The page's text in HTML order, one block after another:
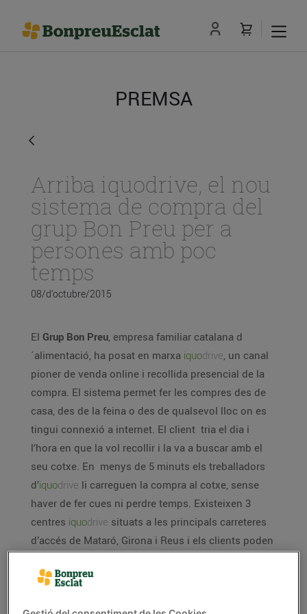
PREMSA
Arriba iquodrive, el nou
sistema de compra del
grup Bon Preu per a
persones amb poc
temps
08/d’octubre/2015
El Grup Bon Preu, empresa familiar catalana d
´alimentació, ha posat en marxa iquodrive, un canal
pioner de venda online i recollida presencial de la
compra. El sistema permet fer les compres des de
casa, des de la feina o des de qualsevol lloc on es
tingui connexió a internet. El client tria el dia i
l’hora en que la vol recollir i la va a buscar amb el
seu cotxe. En menys de 5 minuts els treballadors
d’iquodrive li carreguen la compra al cotxe, sense
haver de fer cues ni perdre temps. Existeixen 3
centres iquodrive situats a les principals carreteres
d’accés de Mataró, Girona i Reus i els clients poden
qual els clients només paguen els productes que